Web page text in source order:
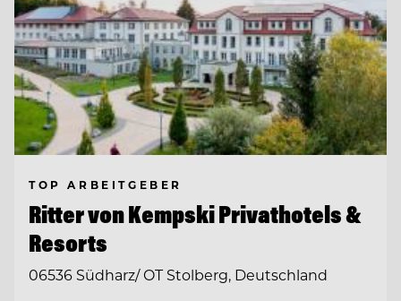
TOP ARBEITGEBER
Ritter von Kempski Privathotels &
Resorts
06536 Südharz/ OT Stolberg, Deutschland